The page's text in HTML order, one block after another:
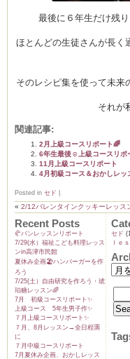
最後に６年生だけ残
ほとんどの生徒さんが長く
そのレシピ集を使って未来
それが
関連記事:
2月上級コースリポート🌈
6年生最後☺️上級コースリポ
11月上級コースリポート
4月初級コース＆おかしレッ
Posted in セド
« 2/12バレンタインクッキーレッス
Recent Posts
🥐パンレッスンリポート
7/29(水）福祉こども料理レッス
ンin高津市民館
夏休み企画🏖️ハンバーガーを作
ろう
7/25(土）自由研究を作ろう・琥
珀糖レッスン🌈
7月 初級コースリポート✨️
上級コース 5年生男子作✨️
７月上級コースリポート✨️
７月、8月レッスン→全日程🈵
に
７月中級コースリポート
7月夏休み企画、おかしレッス
セド
ｌｅ